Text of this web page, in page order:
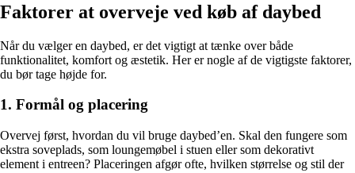
Faktorer at overveje ved køb af daybed
Når du vælger en daybed, er det vigtigt at tænke over både
funktionalitet, komfort og æstetik. Her er nogle af de vigtigste faktorer,
du bør tage højde for.
1. Formål og placering
Overvej først, hvordan du vil bruge daybed’en. Skal den fungere som
ekstra soveplads, som loungemøbel i stuen eller som dekorativt
element i entreen? Placeringen afgør ofte, hvilken størrelse og stil der